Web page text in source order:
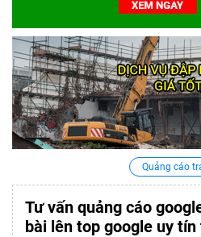
Quảng cáo
Tư vấn quảng cáo
bài lên top google uy tín